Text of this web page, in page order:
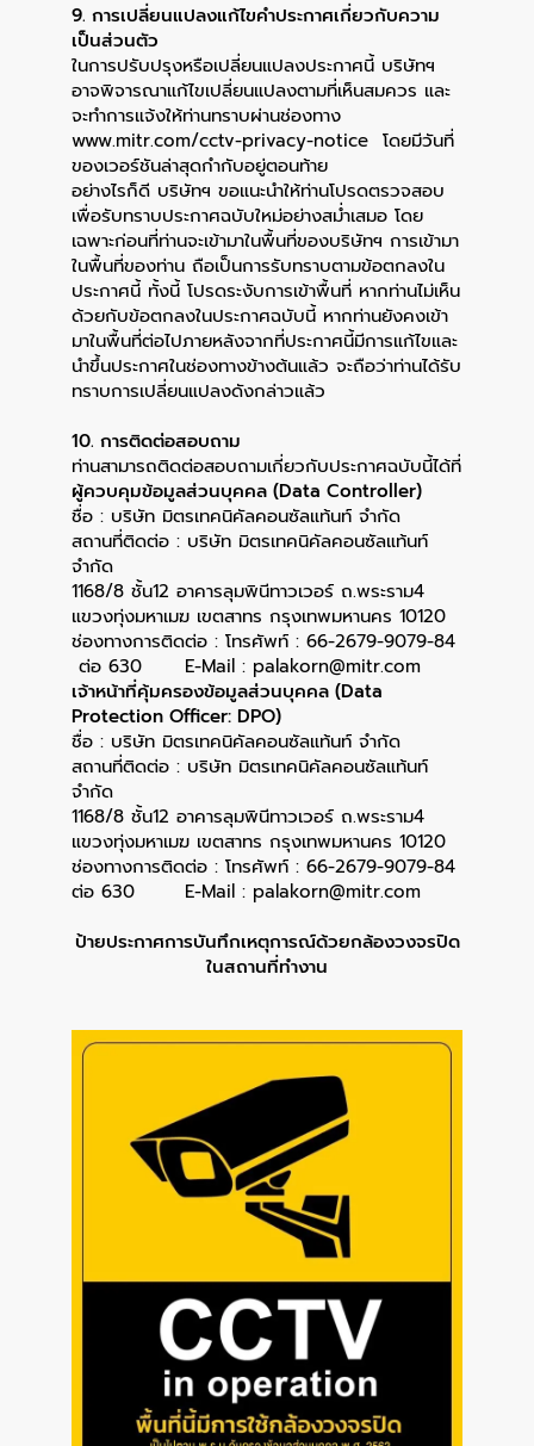
9. การเปลี่ยนแปลงแก้ไขคำประกาศเกี่ยวกับความ
เป็นส่วนตัว
ในการปรับปรุงหรือเปลี่ยนแปลงประกาศนี้ บริษัทฯ
อาจพิจารณาแก้ไขเปลี่ยนแปลงตามที่เห็นสมควร และ
จะทำการแจ้งให้ท่านทราบผ่านช่องทาง
www.mitr.com/cctv-privacy-notice โดยมีวันที่
ของเวอร์ชันล่าสุดกำกับอยู่ตอนท้าย
อย่างไรก็ดี บริษัทฯ ขอแนะนำให้ท่านโปรดตรวจสอบ
เพื่อรับทราบประกาศฉบับใหม่อย่างสม่ำเสมอ โดย
เฉพาะก่อนที่ท่านจะเข้ามาในพื้นที่ของบริษัทฯ การเข้ามา
ในพื้นที่ของท่าน ถือเป็นการรับทราบตามข้อตกลงใน
ประกาศนี้ ทั้งนี้ โปรดระงับการเข้าพื้นที่ หากท่านไม่เห็น
ด้วยกับข้อตกลงในประกาศฉบับนี้ หากท่านยังคงเข้า
มาในพื้นที่ต่อไปภายหลังจากที่ประกาศนี้มีการแก้ไขและ
นำขึ้นประกาศในช่องทางข้างต้นแล้ว จะถือว่าท่านได้รับ
ทราบการเปลี่ยนแปลงดังกล่าวแล้ว
10. การติดต่อสอบถาม
ท่านสามารถติดต่อสอบถามเกี่ยวกับประกาศฉบับนี้ได้ที่
ผู้ควบคุมข้อมูลส่วนบุคคล (Data Controller)
ชื่อ : บริษัท มิตรเทคนิคัลคอนซัลแท้นท์ จำกัด
สถานที่ติดต่อ : บริษัท มิตรเทคนิคัลคอนซัลแท้นท์
จำกัด
1168/8 ชั้น12 อาคารลุมพินีทาวเวอร์ ถ.พระราม4
แขวงทุ่งมหาเมฆ เขตสาทร กรุงเทพมหานคร 10120
ช่องทางการติดต่อ : โทรศัพท์ : 66-2679-9079-84
ต่อ 630 E-Mail : palakorn@mitr.com
เจ้าหน้าที่คุ้มครองข้อมูลส่วนบุคคล (Data
Protection Officer: DPO)
ชื่อ : บริษัท มิตรเทคนิคัลคอนซัลแท้นท์ จำกัด
สถานที่ติดต่อ : บริษัท มิตรเทคนิคัลคอนซัลแท้นท์
จำกัด
1168/8 ชั้น12 อาคารลุมพินีทาวเวอร์ ถ.พระราม4
แขวงทุ่งมหาเมฆ เขตสาทร กรุงเทพมหานคร 10120
ช่องทางการติดต่อ : โทรศัพท์ : 66-2679-9079-84
ต่อ 630 E-Mail : palakorn@mitr.com
ป้ายประกาศการบันทึกเหตุการณ์ด้วยกล้องวงจรปิด
ในสถานที่ทำงาน